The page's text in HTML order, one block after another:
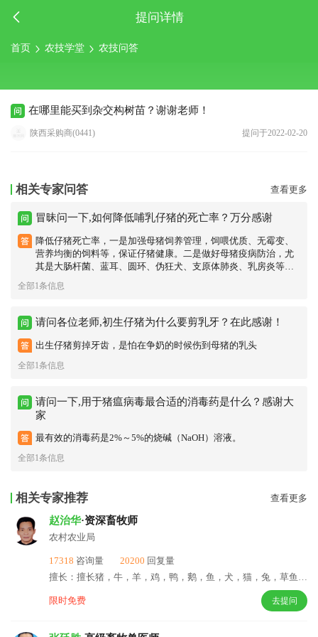
提问详情
首页 农技学堂 农技问答
在哪里能买到杂交构树苗？谢谢老师！
陕西采购商(0441) 提问于2022-02-20
相关专家问答 查看更多
冒昧问一下,如何降低哺乳仔猪的死亡率？万分感谢
降低仔猪死亡率，一是加强母猪饲养管理，饲喂优质、无霉变、
营养均衡的饲料等，保证仔猪健康。二是做好母猪疫病防治，尤
其是大肠杆菌、蓝耳、圆环、伪狂犬、支原体肺炎、乳房炎等病
的免疫和防治。三是加强仔猪管理，做好防压、防冷等。
全部1条信息
请问各位老师,初生仔猪为什么要剪乳牙？在此感谢！
出生仔猪剪掉牙齿，是怕在争奶的时候伤到母猪的乳头
全部1条信息
请问一下,用于猪瘟病毒最合适的消毒药是什么？感谢大
家
最有效的消毒药是2%～5%的烧碱（NaOH）溶液。
全部1条信息
相关专家推荐 查看更多
赵治华·资深畜牧师
农村农业局
17318 咨询量 20200 回复量
擅长：擅长猪，牛，羊，鸡，鸭，鹅，鱼，犬，猫，兔，草鱼，鲢鱼，甲鱼等饲养和疾病防治技术。
限时免费 去提问